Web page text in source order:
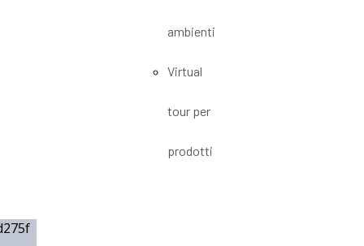
ambienti
Virtual
tour per
prodotti